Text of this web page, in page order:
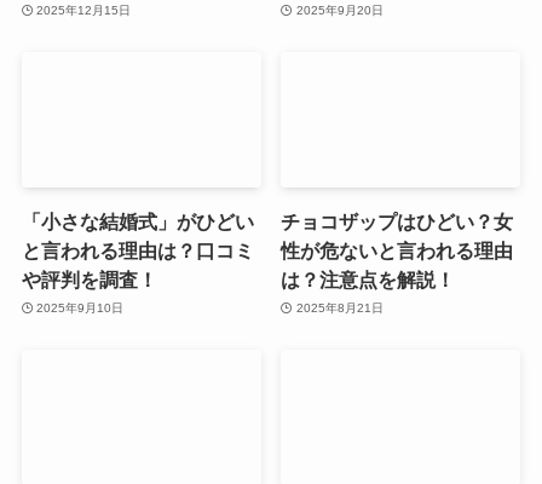
2025年12月15日 2025年9月20日
「小さな結婚式」がひどい
と言われる理由は？口コミ
や評判を調査！
2025年9月10日
チョコザップはひどい？女
性が危ないと言われる理由
は？注意点を解説！
2025年8月21日